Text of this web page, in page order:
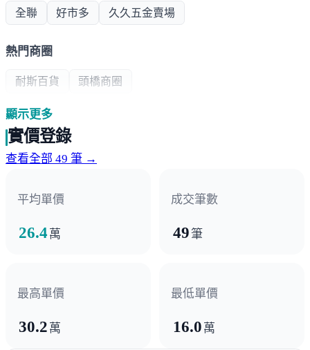
全聯 好市多 久久五金賣場
熱門商圈
耐斯百貨 頭橋商圈
醫療機構
顯示更多
實價登錄
查看全部 49 筆 →
平均單價
26.4 萬
成交筆數
49筆
最高單價
30.2 萬
最低單價
16.0 萬